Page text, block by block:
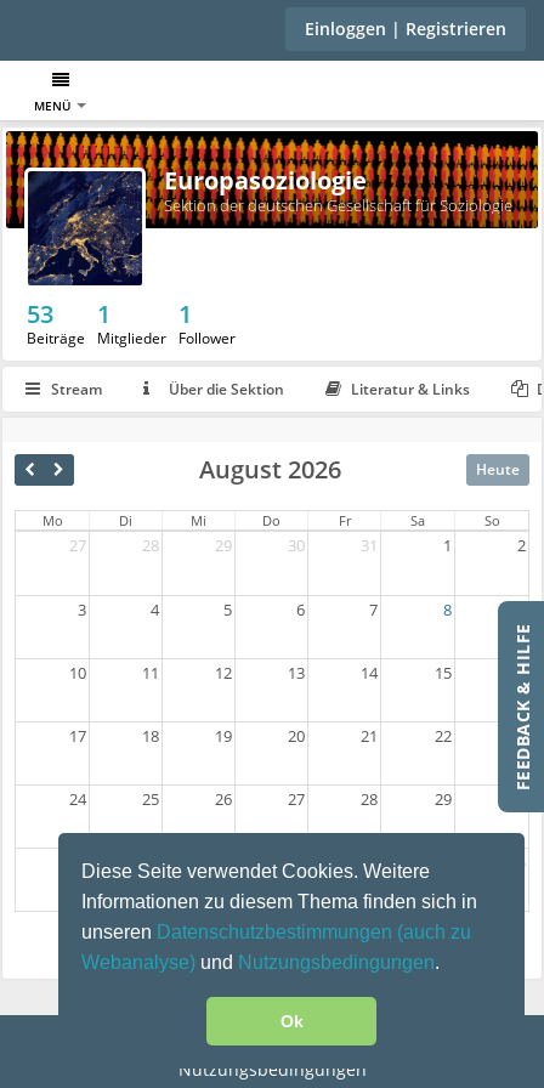
Diese Seite verwendet Cookies. Weitere
Informationen zu diesem Thema finden sich in
unseren Datenschutzbestimmungen (auch zu
Webanalyse) und Nutzungsbedingungen.
Ok
FEEDBACK & HILFE
Einloggen | Registrieren
MENÜ
Europasoziologie
Sektion der deutschen Gesellschaft für Soziologie
53
Beiträge
1
Mitglieder
1
Follower
Stream Über die Sektion Literatur & Links
August 2026 Heute
Mo Di Mi Do Fr Sa So
27 28 29 30 31 1 2
3 4 5 6 7 8
10 11 12 13 14 15 16
17 18 19 20 21 22 23
24 25 26 27 28 29
31 4 6
Monat Woche Tag Liste
Datenschutz
Nutzungsbedingungen